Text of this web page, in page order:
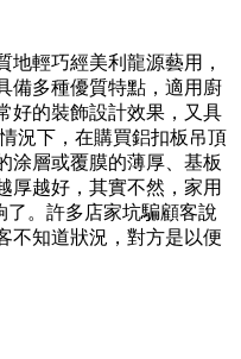
地輕巧經美利龍源藝用，
備多種優質特點，適用廚
好的裝飾設計效果，又具
況下，在購買鋁扣板吊頂
涂層或覆膜的薄厚、基板
厚越好，其實不然，家用
了。許多店家坑騙顧客說
不知道狀況，對方是以便